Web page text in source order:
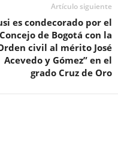
Artículo siguiente
es condecorado por el
Concejo de Bogotá con la
civil al mérito José
Acevedo y Gómez” en el
grado Cruz de Oro